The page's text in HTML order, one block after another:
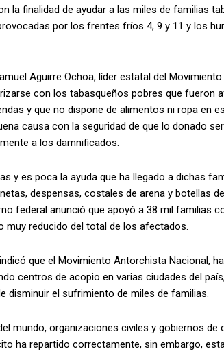
la finalidad de ayudar a las miles de familias
por los frentes fríos 4, 9 y 11 y los
Aguirre Ochoa, líder estatal del
con los tabasqueños pobres que fueron
y que no dispone de alimentos ni ropa en
causa con la seguridad de que lo donado
a los damnificados.
y es poca la ayuda que ha llegado a dichas
despensas, costales de arena y botellas
federal anunció que apoyó a 38 mil familias
muy reducido del total de los afectados.
que el Movimiento Antorchista Nacional,
centros de acopio en varias ciudades del
disminuir el sufrimiento de miles de familias.
mundo, organizaciones civiles y gobiernos
ha repartido correctamente, sin embargo,